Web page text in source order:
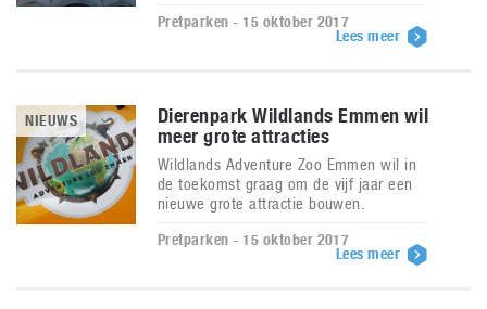
Pretparken - 15 oktober 2017
Lees meer
NIEUWS
Dierenpark Wildlands Emmen wil
meer grote attracties
Wildlands Adventure Zoo Emmen wil in
de toekomst graag om de vijf jaar een
nieuwe grote attractie bouwen.
Pretparken - 15 oktober 2017
Lees meer